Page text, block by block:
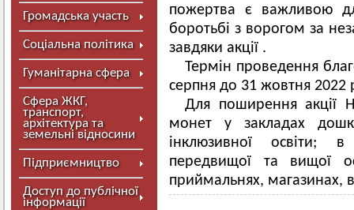
Громадська участь
Соціальна політика
Гуманітарна сфера
Сфера ЖКГ,
транспорт,
архітектура та
земельні відносини
Підприємництво
Доступ до публічної
інформації
пожертва є важливою
боротьбі з ворогом за
завдяки акції .
Термін проведення
серпня до 31 жовтня 2022
Для поширення акції
монет у закладах
інклюзивної освіти;
передвищої та вищої
приймальнях, магазинах,